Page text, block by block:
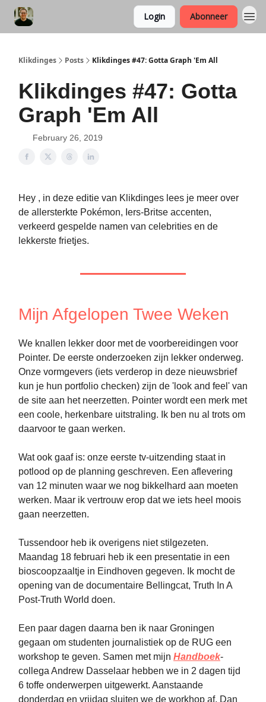
Login Abonneer
Klikdinges Posts Klikdinges #47: Gotta Graph 'Em All
Klikdinges #47: Gotta
Graph 'Em All
February 26, 2019
Hey , in deze editie van Klikdinges lees je meer over
de allersterkte Pokémon, Iers-Britse accenten,
verkeerd gespelde namen van celebrities en de
lekkerste frietjes.
Mijn Afgelopen Twee Weken
We knallen lekker door met de voorbereidingen voor
Pointer. De eerste onderzoeken zijn lekker onderweg.
Onze vormgevers (iets verderop in deze nieuwsbrief
kun je hun portfolio checken) zijn de 'look and feel' van
de site aan het neerzetten. Pointer wordt een merk met
een coole, herkenbare uitstraling. Ik ben nu al trots om
daarvoor te gaan werken.
Wat ook gaaf is: onze eerste tv-uitzending staat in
potlood op de planning geschreven. Een aflevering
van 12 minuten waar we nog bikkelhard aan moeten
werken. Maar ik vertrouw erop dat we iets heel moois
gaan neerzetten.
Tussendoor heb ik overigens niet stilgezeten.
Maandag 18 februari heb ik een presentatie in een
bioscoopzaaltje in Eindhoven gegeven. Ik mocht de
opening van de documentaire Bellingcat, Truth In A
Post-Truth World doen.
Een paar dagen daarna ben ik naar Groningen
gegaan om studenten journalistiek op de RUG een
workshop te geven. Samen met mijn Handboek-
collega Andrew Dasselaar hebben we in 2 dagen tijd
6 toffe onderwerpen uitgewerkt. Aanstaande
donderdag en vrijdag sluiten we de workhop af. Dan